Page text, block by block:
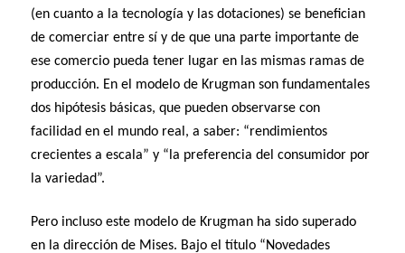
(en cuanto a la tecnología y las dotaciones) se benefician
de comerciar entre sí y de que una parte importante de
ese comercio pueda tener lugar en las mismas ramas de
producción. En el modelo de Krugman son fundamentales
dos hipótesis básicas, que pueden observarse con
facilidad en el mundo real, a saber: “rendimientos
crecientes a escala” y “la preferencia del consumidor por
la variedad”.
Pero incluso este modelo de Krugman ha sido superado
en la dirección de Mises. Bajo el título “Novedades